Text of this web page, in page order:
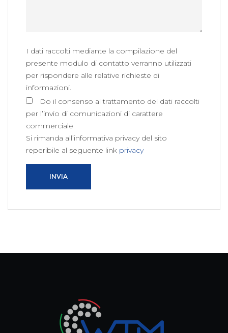
I dati raccolti mediante la compilazione del
presente modulo di contatto verranno utilizzati
per rispondere alle relative richieste di
informazioni.
Do il consenso al trattamento dei dati raccolti
per l’invio di comunicazioni di carattere
commerciale
Si rimanda all’informativa privacy del sito
reperibile al seguente link privacy
INVIA